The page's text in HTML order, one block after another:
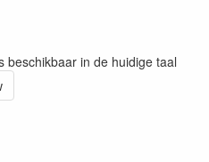
beschikbaar in de huidige taal